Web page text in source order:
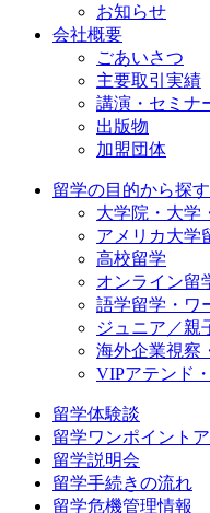
お知らせ
会社概要
ごあいさつ
主要取引実績
講演・セミナ
出版物
加盟団体
留学の目的から探す
大学院・大学
アメリカ大学
高校留学
オンライン留
語学留学・ワ
ジュニア／親
海外企業視察
VIPアテンド
留学体験談
留学ワンポイント
留学説明会
留学手続きの流れ
留学危機管理情報